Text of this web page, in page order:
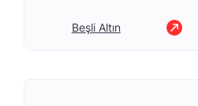
Beşli Altın